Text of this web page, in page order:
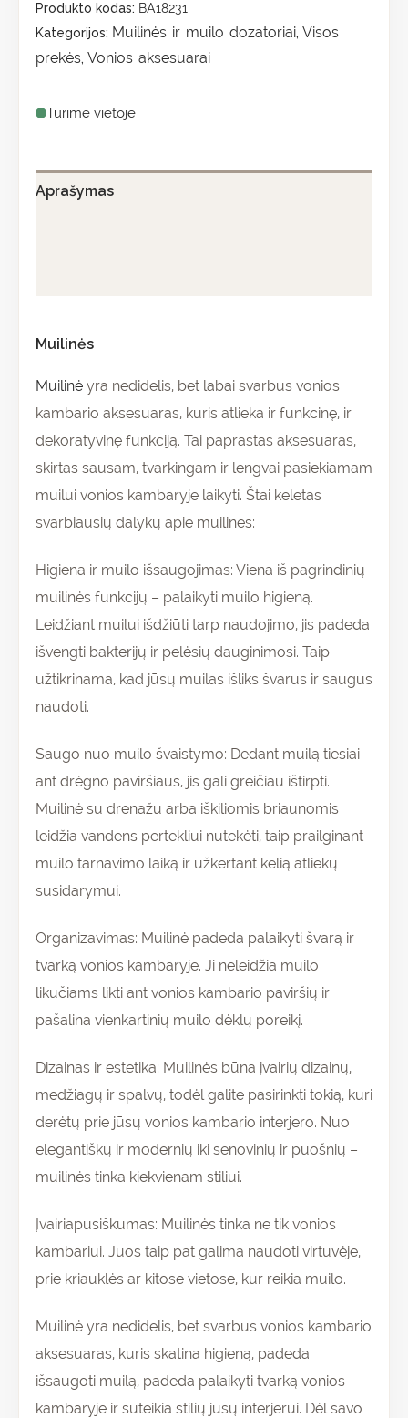
Produkto kodas: BA18231
Kategorijos: Muilinės ir muilo dozatoriai, Visos
prekės, Vonios aksesuarai
Turime vietoje
Aprašymas
Muilinės
Muilinė yra nedidelis, bet labai svarbus vonios
kambario aksesuaras, kuris atlieka ir funkcinę, ir
dekoratyvinę funkciją. Tai paprastas aksesuaras,
skirtas sausam, tvarkingam ir lengvai pasiekiamam
muilui vonios kambaryje laikyti. Štai keletas
svarbiausių dalykų apie muilines:
Higiena ir muilo išsaugojimas: Viena iš pagrindinių
muilinės funkcijų – palaikyti muilo higieną.
Leidžiant muilui išdžiūti tarp naudojimo, jis padeda
išvengti bakterijų ir pelėsių dauginimosi. Taip
užtikrinama, kad jūsų muilas išliks švarus ir saugus
naudoti.
Saugo nuo muilo švaistymo: Dedant muilą tiesiai
ant drėgno paviršiaus, jis gali greičiau ištirpti.
Muilinė su drenažu arba iškiliomis briaunomis
leidžia vandens pertekliui nutekėti, taip prailginant
muilo tarnavimo laiką ir užkertant kelią atliekų
susidarymui.
Organizavimas: Muilinė padeda palaikyti švarą ir
tvarką vonios kambaryje. Ji neleidžia muilo
likučiams likti ant vonios kambario paviršių ir
pašalina vienkartinių muilo dėklų poreikį.
Dizainas ir estetika: Muilinės būna įvairių dizainų,
medžiagų ir spalvų, todėl galite pasirinkti tokią, kuri
derėtų prie jūsų vonios kambario interjero. Nuo
elegantiškų ir modernių iki senovinių ir puošnių –
muilinės tinka kiekvienam stiliui.
Įvairiapusiškumas: Muilinės tinka ne tik vonios
kambariui. Juos taip pat galima naudoti virtuvėje,
prie kriauklės ar kitose vietose, kur reikia muilo.
Muilinė yra nedidelis, bet svarbus vonios kambario
aksesuaras, kuris skatina higieną, padeda
išsaugoti muilą, padeda palaikyti tvarką vonios
kambaryje ir suteikia stilių jūsų interjerui. Dėl savo